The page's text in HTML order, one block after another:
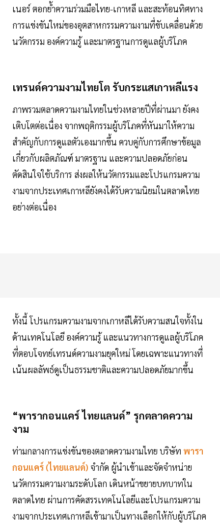
เนอร์ ตอกย้ำความร่วมมือไทย-เกาหลี และสะท้อนทิศทาง
การแข่งขันใหม่ของอุตสาหกรรมความงามที่ขับเคลื่อนด้วย
นวัตกรรม องค์ความรู้ และมาตรฐานการดูแลผู้บริโภค
เทรนด์ความงามไทยโต รับกระแสเกาหลีแรง
ภาพรวมตลาดความงามไทยในช่วงหลายปีที่ผ่านมา ยังคง
เติบโตต่อเนื่อง จากพฤติกรรมผู้บริโภคที่หันมาให้ความ
สำคัญกับการดูแลตัวเองมากขึ้น ควบคู่กับการศึกษาข้อมูล
เกี่ยวกับผลิตภัณฑ์ มาตรฐาน และความปลอดภัยก่อน
ตัดสินใจใช้บริการ ส่งผลให้นวัตกรรมและโปรแกรมความ
งามจากประเทศเกาหลียังคงได้รับความนิยมในตลาดไทย
อย่างต่อเนื่อง
ทั้งนี้ โปรแกรมความงามจากเกาหลีได้รับความสนใจทั้งใน
ด้านเทคโนโลยี องค์ความรู้ และแนวทางการดูแลผู้บริโภค
ที่ตอบโจทย์เทรนด์ความงามยุคใหม่ โดยเฉพาะแนวทางที่
เน้นผลลัพธ์ดูเป็นธรรมชาติและความปลอดภัยมากขึ้น
“พารากอนแคร์ ไทยแลนด์” รุกตลาดความ
งาม
ท่ามกลางการแข่งขันของตลาดความงามไทย บริษัท พารา
กอนแคร์ (ไทยแลนด์) จำกัด ผู้นำเข้าและจัดจำหน่าย
นวัตกรรมความงามระดับโลก เดินหน้าขยายบทบาทใน
ตลาดไทย ผ่านการคัดสรรเทคโนโลยีและโปรแกรมความ
งามจากประเทศเกาหลีเข้ามาเป็นทางเลือกให้กับผู้บริโภค